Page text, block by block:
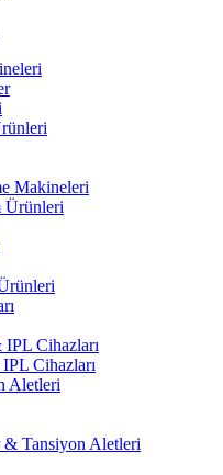
Makineleri
Ürünleri
Cihazları
Cihazları
Aletleri
Tansiyon Aletleri